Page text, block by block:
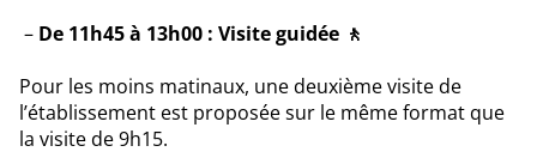
De 11h45 à 13h00 : Visite guidée 🚶
Pour les moins matinaux, une deuxième visite de
l’établissement est proposée sur le même format que
la visite de 9h15.